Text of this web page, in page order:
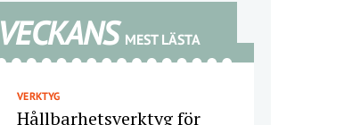
VECKANS MEST LÄSTA
VERKTYG
Hållbarhetsverktyg för